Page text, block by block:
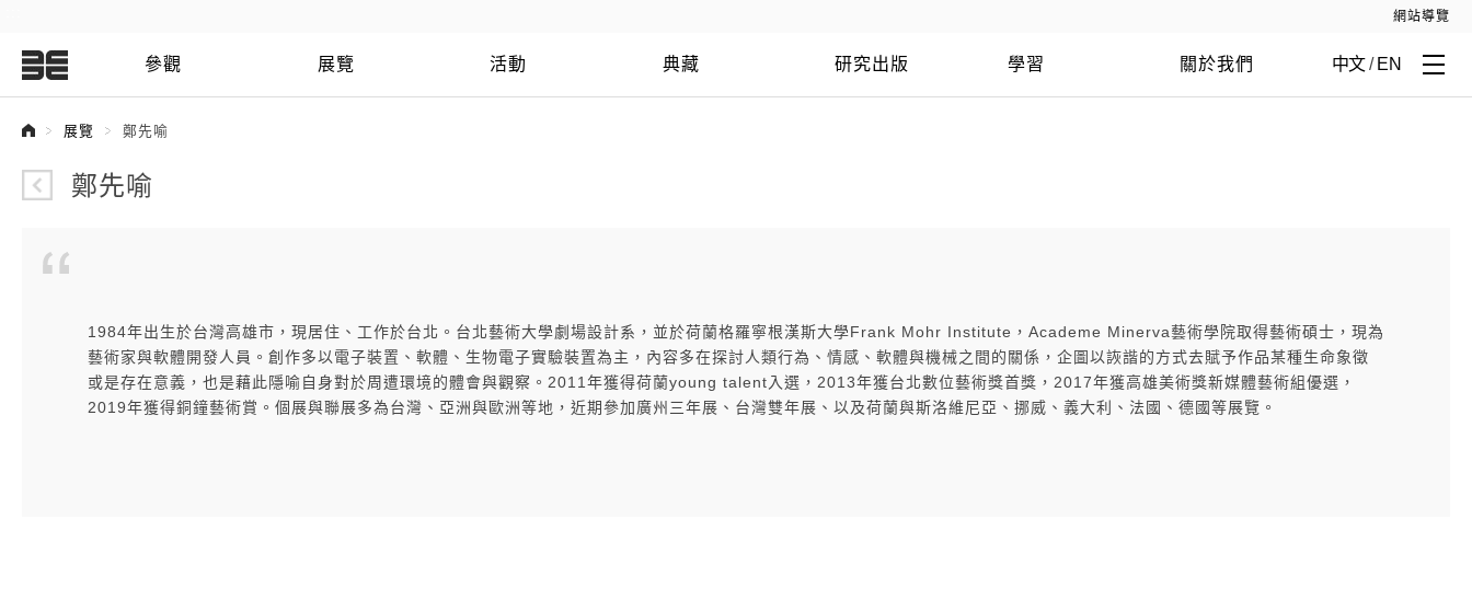
網站導覽
參觀 展覽 活動 典藏 研究出版 學習 關於我們 中文 / EN
展覽 鄭先喻
鄭先喻
1984年出生於台灣高雄市，現居住、工作於台北。台北藝術大學劇場設計系，並於荷蘭格羅寧根漢斯大學Frank Mohr Institute，Academe Minerva藝術學院取得藝術碩士，現為
藝術家與軟體開發人員。創作多以電子裝置、軟體、生物電子實驗裝置為主，內容多在探討人類行為、情感、軟體與機械之間的關係，企圖以詼諧的方式去賦予作品某種生命象徵
或是存在意義，也是藉此隱喻自身對於周遭環境的體會與觀察。2011年獲得荷蘭young talent入選，2013年獲台北數位藝術獎首獎，2017年獲高雄美術獎新媒體藝術組優選，
2019年獲得銅鐘藝術賞。個展與聯展多為台灣、亞洲與歐洲等地，近期參加廣州三年展、台灣雙年展、以及荷蘭與斯洛維尼亞、挪威、義大利、法國、德國等展覽。